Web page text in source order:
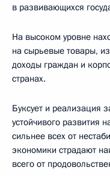
в развивающихся
На высоком уровне
на сырьевые товары,
доходы граждан и
странах.
Буксует и реализация
устойчивого развития
сильнее всех от
экономики страдают
всего от